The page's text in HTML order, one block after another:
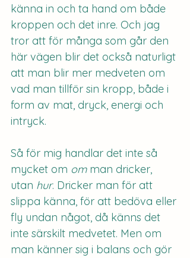
känna in och ta hand om både
kroppen och det inre. Och jag
tror att för många som går den
här vägen blir det också naturligt
att man blir mer medveten om
vad man tillför sin kropp, både i
form av mat, dryck, energi och
intryck.
Så för mig handlar det inte så
mycket om om man dricker,
utan hur. Dricker man för att
slippa känna, för att bedöva eller
fly undan något, då känns det
inte särskilt medvetet. Men om
man känner sig i balans och gör